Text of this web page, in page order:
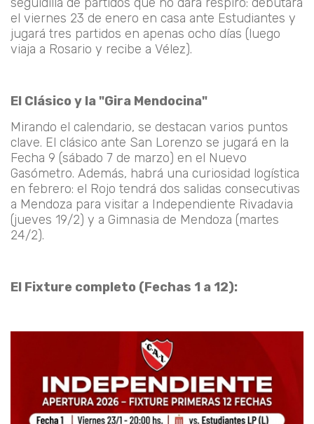
el viernes 23 de enero en casa ante Estudiantes y
jugará tres partidos en apenas ocho días (luego
viaja a Rosario y recibe a Vélez).
El Clásico y la "Gira Mendocina"
Mirando el calendario, se destacan varios puntos
clave. El clásico ante San Lorenzo se jugará en la
Fecha 9 (sábado 7 de marzo) en el Nuevo
Gasómetro. Además, habrá una curiosidad logística
en febrero: el Rojo tendrá dos salidas consecutivas
a Mendoza para visitar a Independiente Rivadavia
(jueves 19/2) y a Gimnasia de Mendoza (martes
24/2).
El Fixture completo (Fechas 1 a 12):